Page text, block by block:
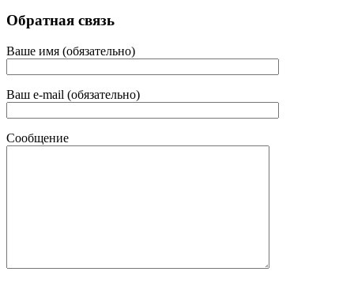
Обратная связь
Ваше имя (обязательно)
Ваш e-mail (обязательно)
Сообщение